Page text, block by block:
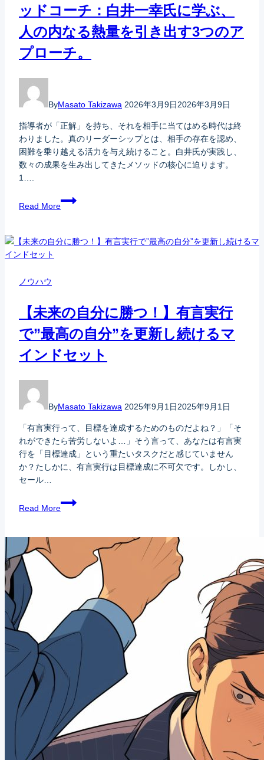
ッドコーチ：白井一幸氏に学ぶ、
人の内なる熱量を引き出す3つのア
プローチ。
ByMasato Takizawa 2026年3月9日2026年3月9日
指導者が「正解」を持ち、それを相手に当てはめる時代は終
わりました。真のリーダーシップとは、相手の存在を認め、
困難を乗り越える活力を与え続けること。白井氏が実践し、
数々の成果を生み出してきたメソッドの核心に迫ります。
1….
Read More
ノウハウ
【未来の自分に勝つ！】有言実行
で”最高の自分”を更新し続けるマ
インドセット
ByMasato Takizawa 2025年9月1日2025年9月1日
「有言実行って、目標を達成するためのものだよね？」「そ
れができたら苦労しないよ…」そう言って、あなたは有言実
行を「目標達成」という重たいタスクだと感じていません
か？たしかに、有言実行は目標達成に不可欠です。しかし、
セール…
Read More